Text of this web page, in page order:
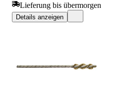
Lieferung bis übermorgen
Details anzeigen